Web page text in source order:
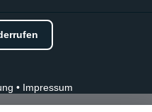
• Impressum